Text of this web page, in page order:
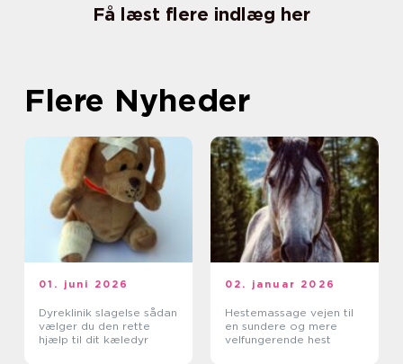
Få læst flere indlæg her
Flere Nyheder
01. juni 2026
Dyreklinik slagelse sådan
vælger du den rette
hjælp til dit kæledyr
02. januar 2026
Hestemassage vejen til
en sundere og mere
velfungerende hest